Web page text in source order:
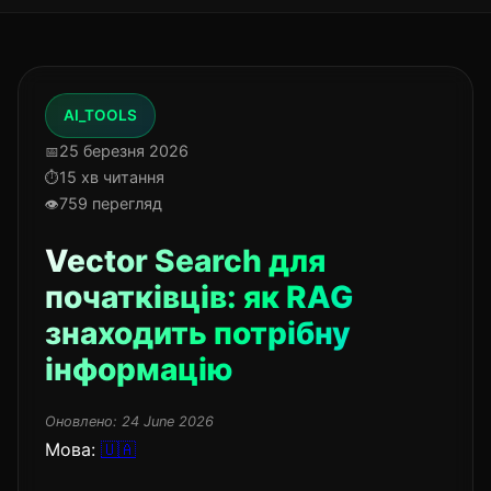
AI_TOOLS
25 березня 2026
15 хв читання
759 перегляд
Vector Search для
початківців: як RAG
знаходить потрібну
інформацію
Оновлено: 24 June 2026
Мова: 🇺🇦